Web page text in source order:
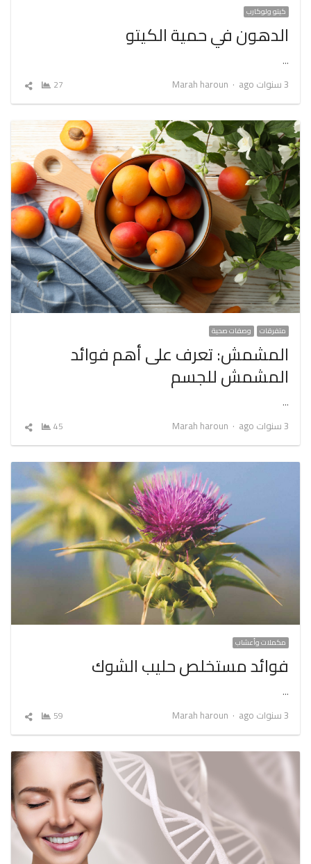
كيتو ولوكارب
الدهون في حمية الكيتو
…
3 سنوات ago
Author
Marah haroun
27
شارك
متفرقات وصفات صحية
المشمش: تعرف على أهم فوائد
المشمش للجسم
…
3 سنوات ago
Author
Marah haroun
45
شارك
مكملات وأعشاب
فوائد مستخلص حليب الشوك
…
3 سنوات ago
Author
Marah haroun
59
شارك